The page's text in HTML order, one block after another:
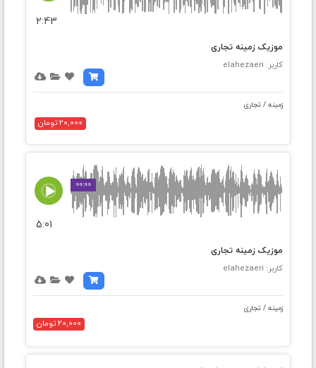
2:43
موزیک زمینه تجاری
کاربر: elahezaeri
زمینه / تجاری
20,000 تومان
00:00
5:01
موزیک زمینه تجاری
کاربر: elahezaeri
زمینه / تجاری
20,000 تومان